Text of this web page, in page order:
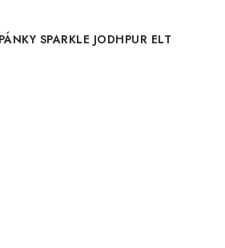
SPARKLE JODHPUR ELT